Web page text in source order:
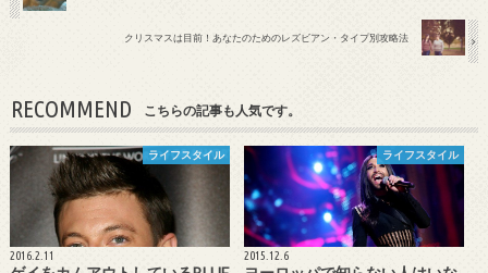
クリスマスは目前！あなたのためのレズビアン・タイプ別攻略法
RECOMMEND こちらの記事も人気です。
ライフスタイル
2016.2.11
ライフスタイル
2015.12.6